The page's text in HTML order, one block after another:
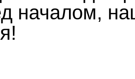
началом,